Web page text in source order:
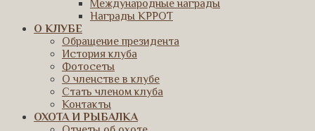
Международные награды
Награды КРРОТ
О КЛУБЕ
Обращение президента
История клуба
Фотосеты
О членстве в клубе
Стать членом клуба
Контакты
ОХОТА И РЫБАЛКА